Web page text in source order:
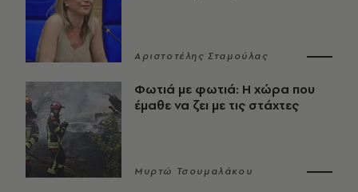
Αριστοτέλης Σταμούλας
Φωτιά με φωτιά: Η χώρα που
έμαθε να ζει με τις στάχτες
Μυρτώ Τσουμαλάκου